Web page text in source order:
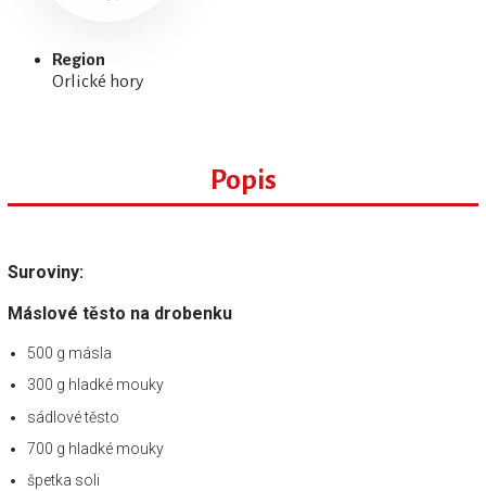
Region
Orlické hory
Popis
Suroviny:
Máslové těsto na drobenku
500 g másla
300 g hladké mouky
sádlové těsto
700 g hladké mouky
špetka soli